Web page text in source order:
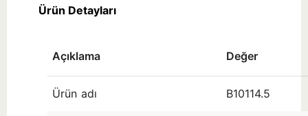
(çap
aralığına
Ürün Detayları
Açıklama Değer
Ürün adı B10114.5